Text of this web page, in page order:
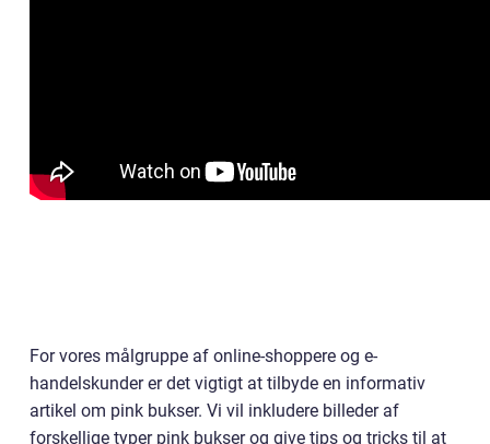
For vores målgruppe af online-shoppere og e-
handelskunder er det vigtigt at tilbyde en informativ
artikel om pink bukser. Vi vil inkludere billeder af
forskellige typer pink bukser og give tips og tricks til at